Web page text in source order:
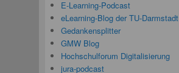
E-Learning-Podcast
eLearning-Blog der TU-Darmstadt
Gedankensplitter
GMW Blog
Hochschulforum Digitalisierung
jura-podcast